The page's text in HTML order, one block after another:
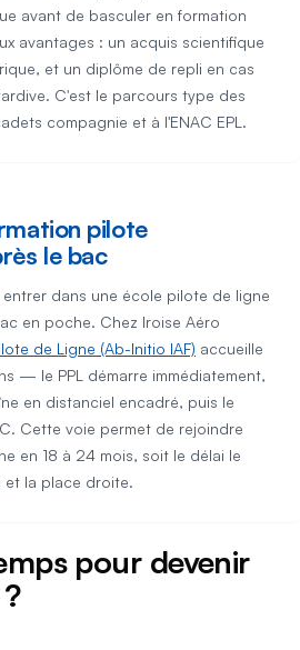
avant de basculer en formation
avantages : un acquis scientifique
et un diplôme de repli en cas
C'est le parcours type des
compagnie et à l'ENAC EPL.
pilote
le bac
dans une école pilote de ligne
en poche. Chez Iroise Aéro
de Ligne (Ab-Initio IAF) accueille
— le PPL démarre immédiatement,
en distanciel encadré, puis le
Cette voie permet de rejoindre
en 18 à 24 mois, soit le délai le
la place droite.
pour devenir